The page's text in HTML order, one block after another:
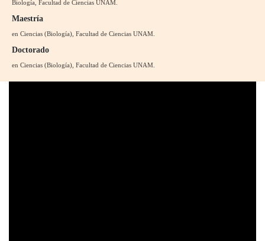
Biología, Facultad de Ciencias UNAM.
Maestría
en Ciencias (Biología), Facultad de Ciencias UNAM.
Doctorado
en Ciencias (Biología), Facultad de Ciencias UNAM.